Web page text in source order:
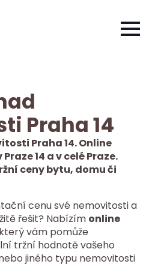
Praha 14
Praha 14. Online
14 a v celé Praze.
ceny bytu, domu či
cenu své nemovitosti a
řešit? Nabízím online
vám pomůže
tržní hodnotě vašeho
jiného typu nemovitosti